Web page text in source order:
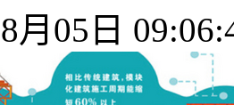
月05日